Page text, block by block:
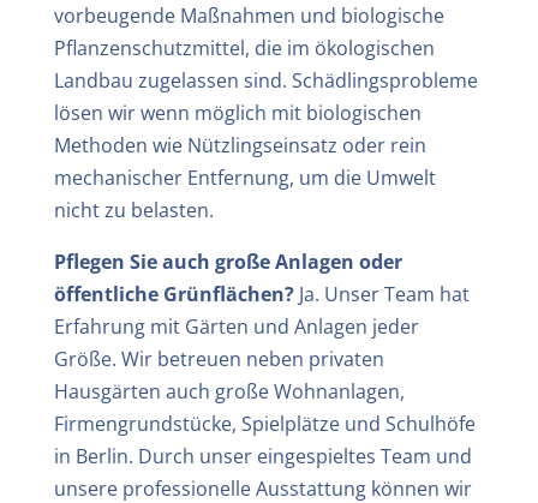
vorbeugende Maßnahmen und biologische
Pflanzenschutzmittel, die im ökologischen
Landbau zugelassen sind. Schädlingsprobleme
lösen wir wenn möglich mit biologischen
Methoden wie Nützlingseinsatz oder rein
mechanischer Entfernung, um die Umwelt
nicht zu belasten.
Pflegen Sie auch große Anlagen oder
öffentliche Grünflächen?Ja. Unser Team hat
Erfahrung mit Gärten und Anlagen jeder
Größe. Wir betreuen neben privaten
Hausgärten auch große Wohnanlagen,
Firmengrundstücke, Spielplätze und Schulhöfe
in Berlin. Durch unser eingespieltes Team und
unsere professionelle Ausstattung können wir